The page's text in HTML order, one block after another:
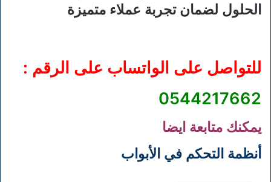
الحلول لضمان تجربة عملاء متميزة
للتواصل على الواتساب على الرقم :
0544217662
يمكنك متابعة ايضا
أنظمة التحكم في الأبواب